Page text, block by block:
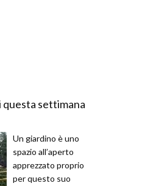
questa settimana
Un giardino è uno
spazio all’aperto
apprezzato proprio
per questo suo